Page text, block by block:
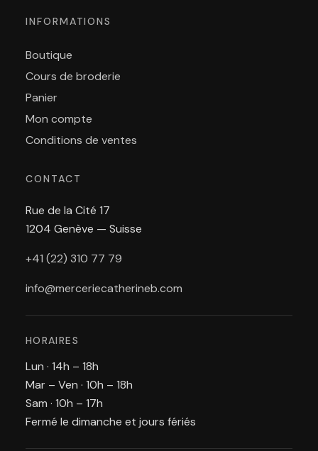
INFORMATIONS
Boutique
Cours de broderie
Panier
Mon compte
Conditions de ventes
CONTACT
Rue de la Cité 17
1204 Genève — Suisse
+41 (22) 310 77 79
info@merceriecatherineb.com
HORAIRES
Lun · 14h – 18h
Mar – Ven · 10h – 18h
Sam · 10h – 17h
Fermé le dimanche et jours fériés